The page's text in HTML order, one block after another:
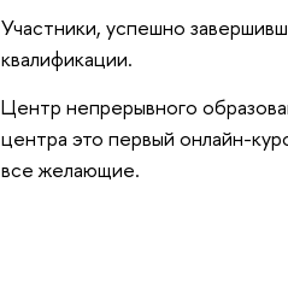
Участники, успешно
квалификации.
Центр непрерывного
центра это первый онлайн-
все желающие.